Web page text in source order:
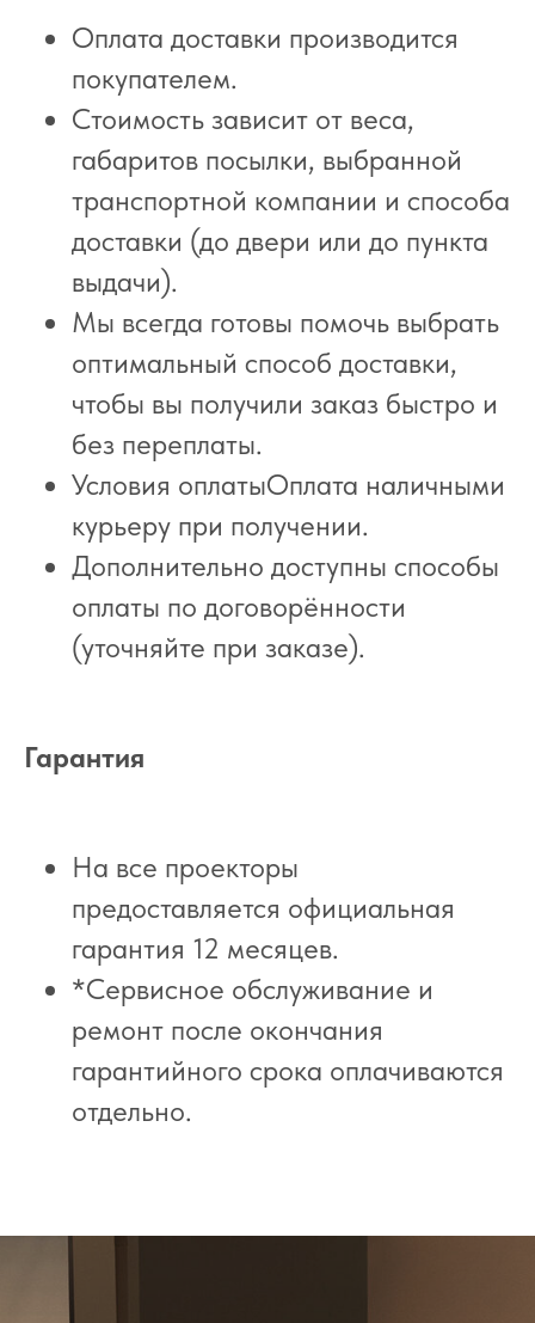
Оплата доставки производится
покупателем.
Стоимость зависит от веса,
габаритов посылки, выбранной
транспортной компании и способа
доставки (до двери или до пункта
выдачи).
Мы всегда готовы помочь выбрать
оптимальный способ доставки,
чтобы вы получили заказ быстро и
без переплаты.
Условия оплатыОплата наличными
курьеру при получении.
Дополнительно доступны способы
оплаты по договорённости
(уточняйте при заказе).
Гарантия
На все проекторы
предоставляется официальная
гарантия 12 месяцев.
*Сервисное обслуживание и
ремонт после окончания
гарантийного срока оплачиваются
отдельно.